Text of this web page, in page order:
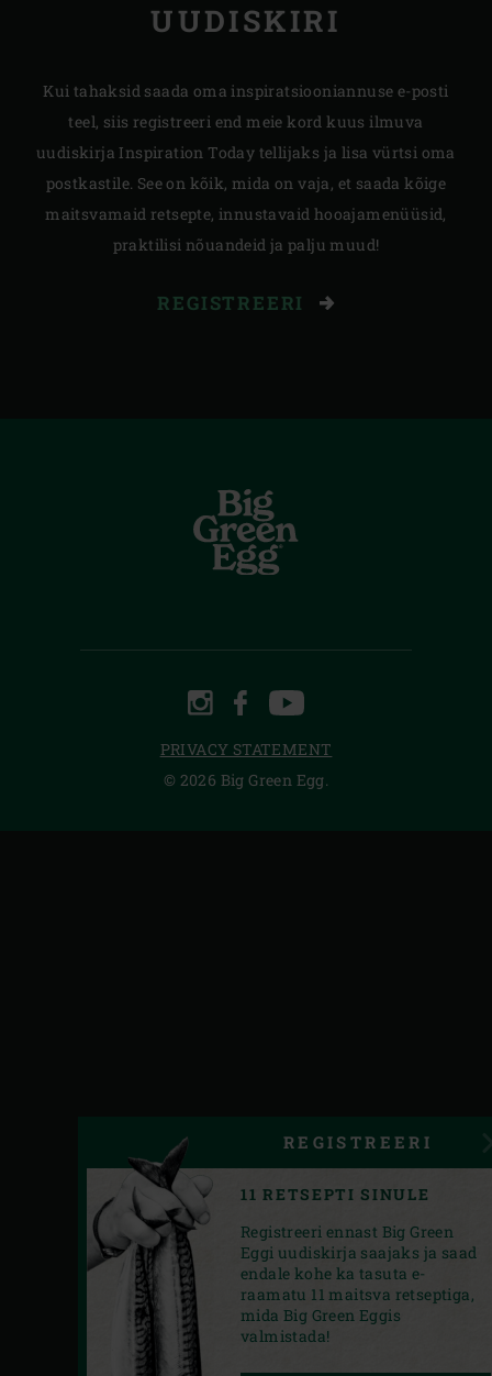
UUDISKIRI
Kui tahaksid saada oma inspiratsiooniannuse e-posti
teel, siis registreeri end meie kord kuus ilmuva
uudiskirja Inspiration Today tellijaks ja lisa vürtsi oma
postkastile. See on kõik, mida on vaja, et saada kõige
maitsvamaid retsepte, innustavaid hooajamenüüsid,
praktilisi nõuandeid ja palju muud!
REGISTREERI
INSTAGRAM
FACEBOOKYOUTUBE
PRIVACY STATEMENT
© 2026 Big Green Egg.
REGISTREERI
11 RETSEPTI SINULE
Registreeri ennast Big Green
Eggi uudiskirja saajaks ja saad
endale kohe ka tasuta e-
raamatu 11 maitsva retseptiga,
mida Big Green Eggis
valmistada!